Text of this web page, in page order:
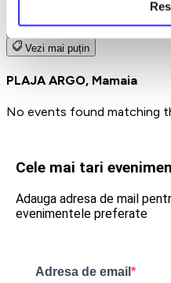
Vezi mai multe
Vezi mai puțin
PLAJA ARGO, Mamaia
No events found matching
Cele mai tari
Adauga adresa de mail
evenimentele preferate
Adresa de email